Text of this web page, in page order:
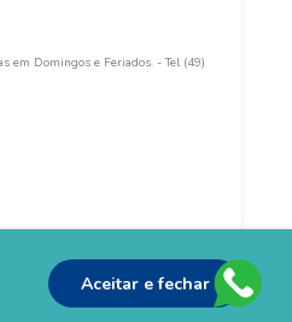
Aceitar e fechar
em Domingos e Feriados. - Tel (49)